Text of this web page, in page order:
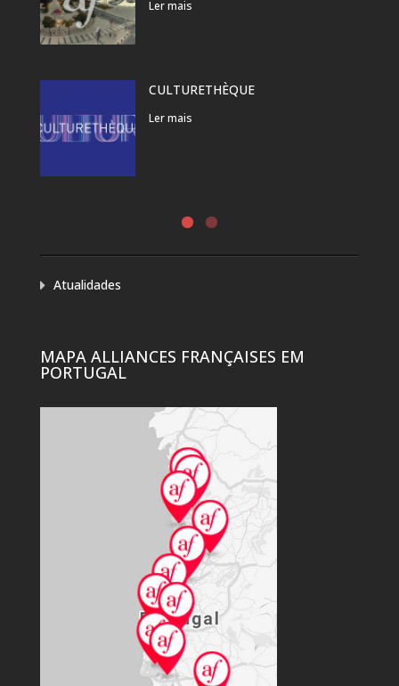
Ler mais
CULTURETHÈQUE
Ler mais
Atualidades
MAPA ALLIANCES FRANÇAISES EM
PORTUGAL